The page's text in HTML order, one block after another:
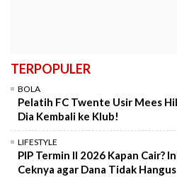
TERPOPULER
BOLA
Pelatih FC Twente Usir Mees
Dia Kembali ke Klub!
LIFESTYLE
PIP Termin II 2026 Kapan Cair?
Ceknya agar Dana Tidak